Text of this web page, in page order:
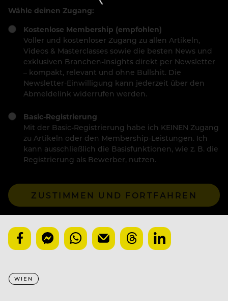
Wähle deinen Zugang:
Kostenlose Membership (empfohlen)
Voller und kostenloser Zugang zu allen Artikeln,
Videos & Masterclasses sowie die besten News und
exklusiven Branchen-Insights direkt per Newsletter
– kompakt, relevant und ohne Bullshit. Die
Newsletter-Einwilligung kann jederzeit über den
Abmeldelink widerrufen werden.
Basic-Registrierung
Mit der Basic-Registrierung habe ich KEINEN Zugang
zu Artikeln oder den Membership-Leistungen. Ich
kann ausschließlich die Basisfunktionen, wie z. B. die
Registrierung als Bewerber, nutzen.
ZUSTIMMEN UND FORTFAHREN
WIEN